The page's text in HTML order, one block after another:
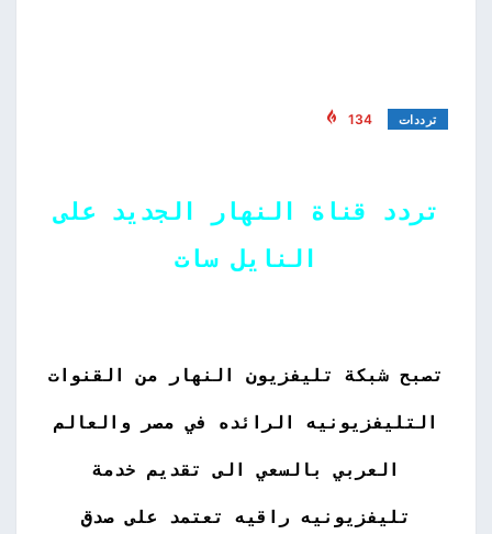
ترددات 134
تردد قناة النهار الجديد على
النايل سات
تصبح شبكة تليفزيون النهار من القنوات
التليفزيونيه الرائده في مصر والعالم
العربي بالسعي الى تقديم خدمة
تليفزيونيه راقيه تعتمد على صدق